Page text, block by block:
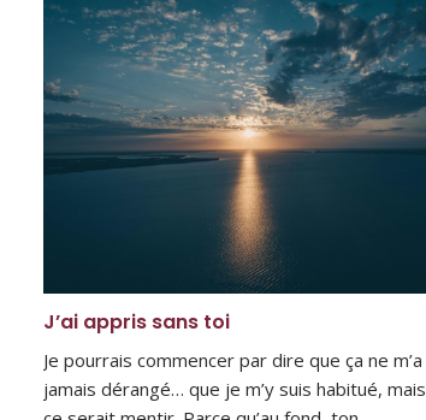
J’ai appris sans toi
Je pourrais commencer par dire que ça ne m’a
jamais dérangé… que je m’y suis habitué, mais